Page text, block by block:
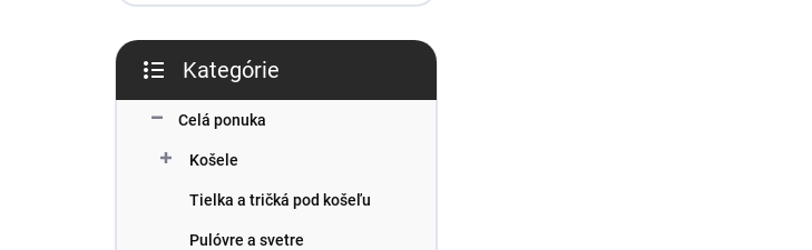
kategórie
Kategórie
Celá ponuka
Košele
Tielka a tričká pod košeľu
Pulóvre a svetre